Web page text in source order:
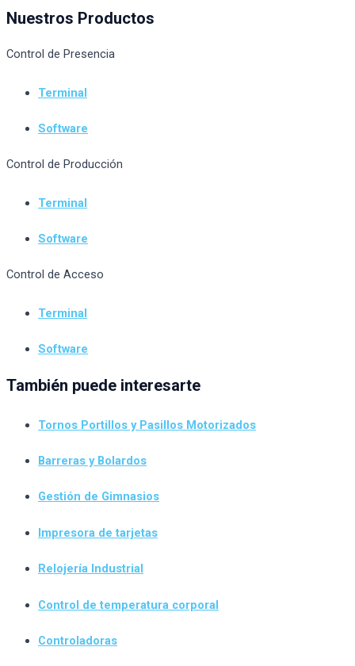
Nuestros Productos
Control de Presencia
Terminal
Software
Control de Producción
Terminal
Software
Control de Acceso
Terminal
Software
También puede interesarte
Tornos Portillos y Pasillos Motorizados
Barreras y Bolardos
Gestión de Gimnasios
Impresora de tarjetas
Relojería Industrial
Control de temperatura corporal
Controladoras